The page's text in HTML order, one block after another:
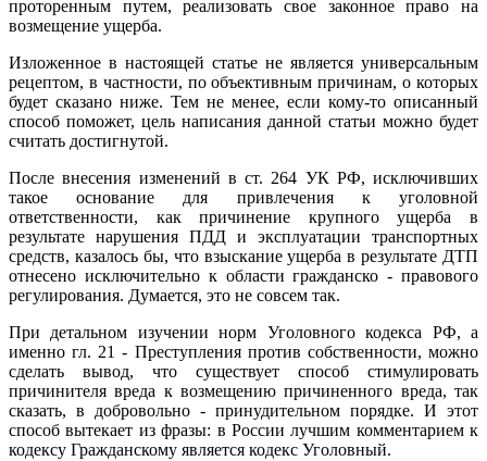
проторенным путем, реализовать свое законное право на
возмещение ущерба.
Изложенное в настоящей статье не является универсальным
рецептом, в частности, по объективным причинам, о которых
будет сказано ниже. Тем не менее, если кому-то описанный
способ поможет, цель написания данной статьи можно будет
считать достигнутой.
После внесения изменений в ст. 264 УК РФ, исключивших
такое основание для привлечения к уголовной
ответственности, как причинение крупного ущерба в
результате нарушения ПДД и эксплуатации транспортных
средств, казалось бы, что взыскание ущерба в результате ДТП
отнесено исключительно к области гражданско - правового
регулирования. Думается, это не совсем так.
При детальном изучении норм Уголовного кодекса РФ, а
именно гл. 21 - Преступления против собственности, можно
сделать вывод, что существует способ стимулировать
причинителя вреда к возмещению причиненного вреда, так
сказать, в добровольно - принудительном порядке. И этот
способ вытекает из фразы: в России лучшим комментарием к
кодексу Гражданскому является кодекс Уголовный.